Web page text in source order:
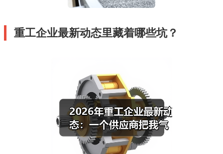
重工企业最新动态里藏着哪些坑？